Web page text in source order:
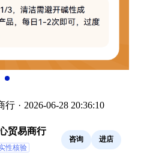
行 · 2026-06-28 20:36:10
贸易商行
性核验
咨询 进店